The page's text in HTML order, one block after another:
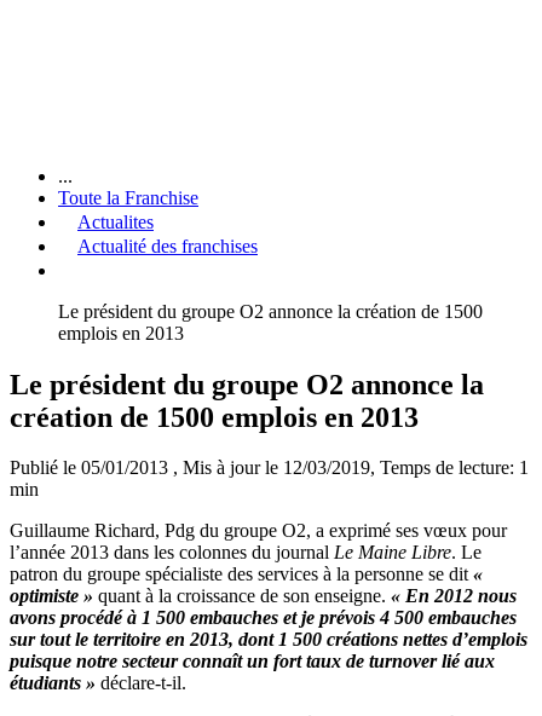
...
Toute la Franchise
Actualites
Actualité des franchises
Le président du groupe O2 annonce la création de 1500
emplois en 2013
Le président du groupe O2 annonce la
création de 1500 emplois en 2013
Publié le 05/01/2013 , Mis à jour le 12/03/2019, Temps de lecture: 1
min
Guillaume Richard, Pdg du groupe O2, a exprimé ses vœux pour
l’année 2013 dans les colonnes du journal Le Maine Libre. Le
patron du groupe spécialiste des services à la personne se dit«
optimiste » quant à la croissance de son enseigne. « En 2012 nous
avons procédé à 1 500 embauches et je prévois 4 500 embauches
sur tout le territoire en 2013, dont 1 500 créations nettes d’emplois
puisque notre secteur connaît un fort taux de turnover lié aux
étudiants » déclare-t-il.